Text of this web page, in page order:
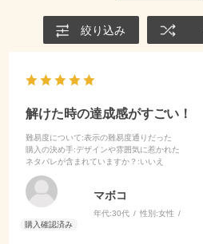
絞り込み
解けた時の達成感がすごい！
難易度について:表示の難易度通りだった
購入の決め手:デザインや雰囲気に惹かれた
ネタバレが含まれていますか？ :いいえ
マボコ
年代:30代 性別:女性